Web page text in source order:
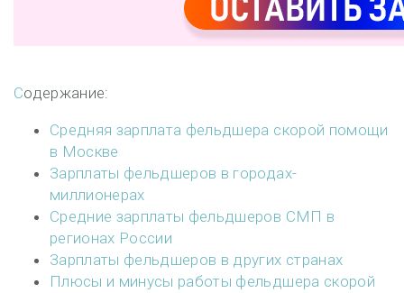
Содержание:
Средняя зарплата фельдшера скорой помощи
в Москве
Зарплаты фельдшеров в городах-
миллионерах
Средние зарплаты фельдшеров СМП в
регионах России
Зарплаты фельдшеров в других странах
Плюсы и минусы работы фельдшера скорой